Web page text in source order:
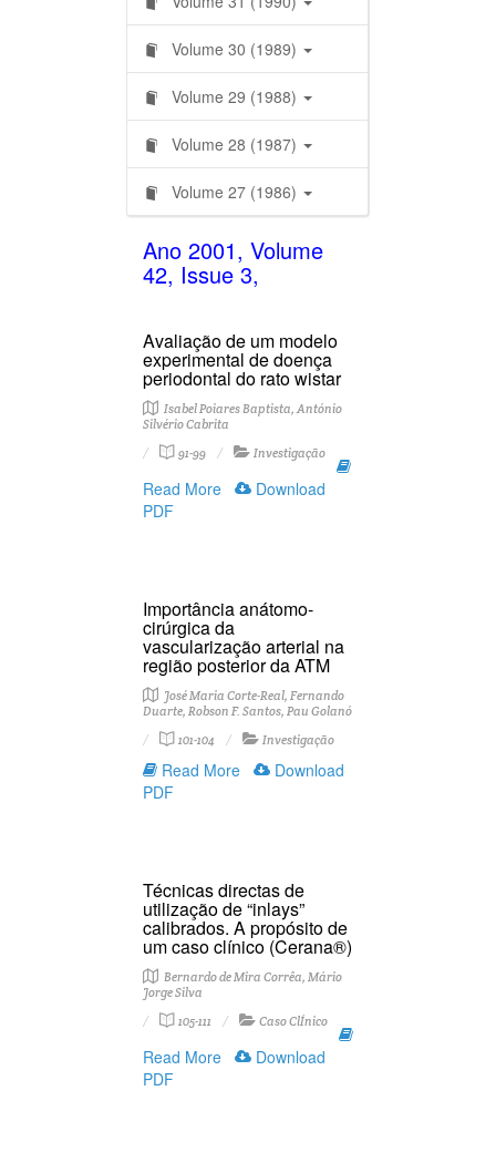
Volume 30 (1989)
Volume 29 (1988)
Volume 28 (1987)
Volume 27 (1986)
Ano 2001, Volume
42, Issue 3,
Avaliação de um modelo
experimental de doença
periodontal do rato wistar
Isabel Poiares Baptista, António
Silvério Cabrita
91-99
Investigação
Read More
Download
PDF
Importância anátomo-
cirúrgica da
vascularização arterial na
região posterior da ATM
José Maria Corte-Real, Fernando
Duarte, Robson F. Santos, Pau Golanó
101-104
Investigação
Read More
Download
PDF
Técnicas directas de
utilização de “inlays”
calibrados. A propósito de
um caso clínico (Cerana®)
Bernardo de Mira Corrêa, Mário
Jorge Silva
105-111
Caso ClÍnico
Read More
Download
PDF